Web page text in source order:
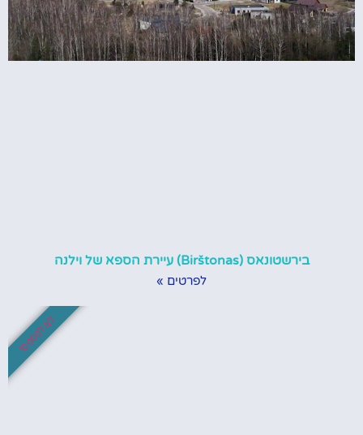
בירשטונאס (Birštonas) עיירת הספא של וילנה
לפרטים »
לא לפספס!